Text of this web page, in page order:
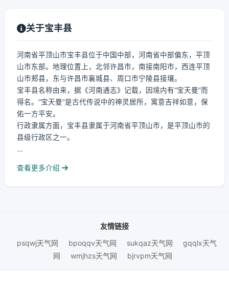
关于宝丰县
河南省平顶山市宝丰县位于中国中部，河南省中部偏东，平顶
山市东部。地理位置上，北邻许昌市，南接南阳市，西连平顶
山市郏县，东与许昌市襄城县、周口市宁陵县接壤。
宝丰县名称由来，据《河南通志》记载，因境内有“宝天曼”而
得名。“宝天曼”是古代传说中的神灵居所，寓意吉祥如意，保
佑一方平安。
行政隶属方面，宝丰县隶属于河南省平顶山市，是平顶山市的
县级行政区之一。
...
查看更多介绍
友情链接
psqwj天气网
bpoqqv天气网 sukqaz天气网
gqqlx天气
网
wmjhzs天气网 bjrvpm天气网